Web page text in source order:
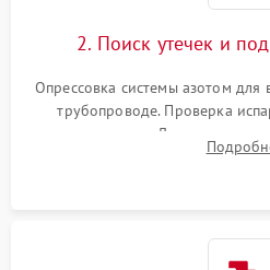
2. Поиск утечек и
Опрессовка системы азотом
трубопроводе. Проверка
течеискателем. Демонтаж
продувка капиллярной трубки